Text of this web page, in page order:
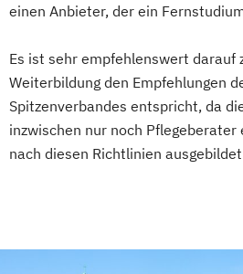
einen Anbieter, der ein
Es ist sehr empfehlenswert darauf
Weiterbildung den Empfehlungen
Spitzenverbandes entspricht, da
inzwischen nur noch Pflegeberater
nach diesen Richtlinien